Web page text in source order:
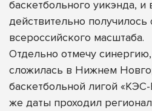
баскетбольного уикэнда, и
действительно
всероссийского масштаба.
Отдельно отмечу
сложилась в Нижнем
баскетбольной лигой
же даты проходил